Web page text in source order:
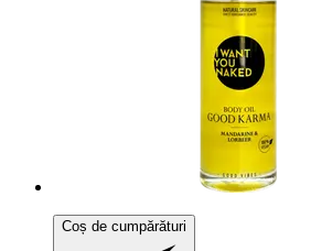
Coș de cumpărături